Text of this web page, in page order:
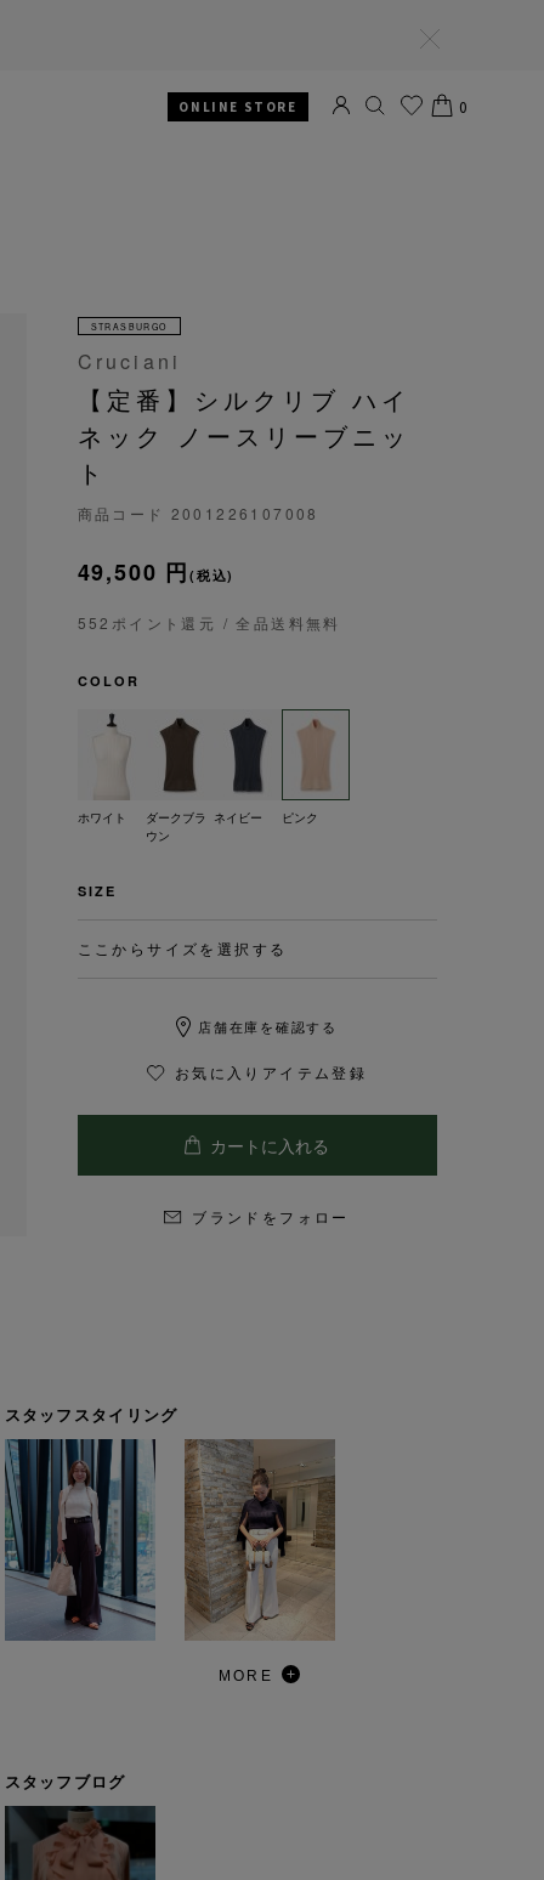
る
ONLINE STORE 0
STRASBURGO
Cruciani
【定番】シルクリブ ハイ
ネック ノースリーブニッ
ト
商品コード 2001226107008
49,500 円 (税込)
552ポイント還元 / 全品送料無料
COLOR
ホワイト
ダークブラ
ウン
ネイビー ピンク
SIZE
ここからサイズを選択する
店舗在庫を確認する
お気に入りアイテム登録
ブランドをフォロー
スタッフスタイリング
MORE
スタッフブログ